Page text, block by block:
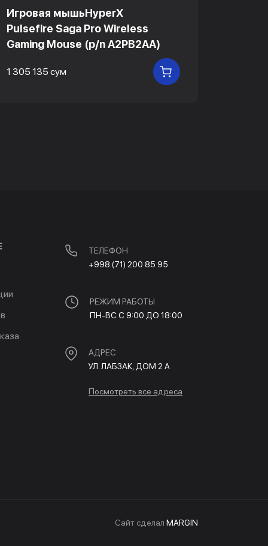
Игровая мышьHyperX
Pulsefire Saga Pro Wireless
Gaming Mouse (p/n A2PB2AA)
1 305 135 сум В КОРЗИНУ
ТЕЛЕФОН
+998 (71) 200 85 95
РЕЖИМ РАБОТЫ
ПН-ВС С 9:00 ДО 18:00
АДРЕС
УЛ. ЛАБЗАК, ДОМ 2 A
Посмотреть все адреса
Cайт сделал MARGIN